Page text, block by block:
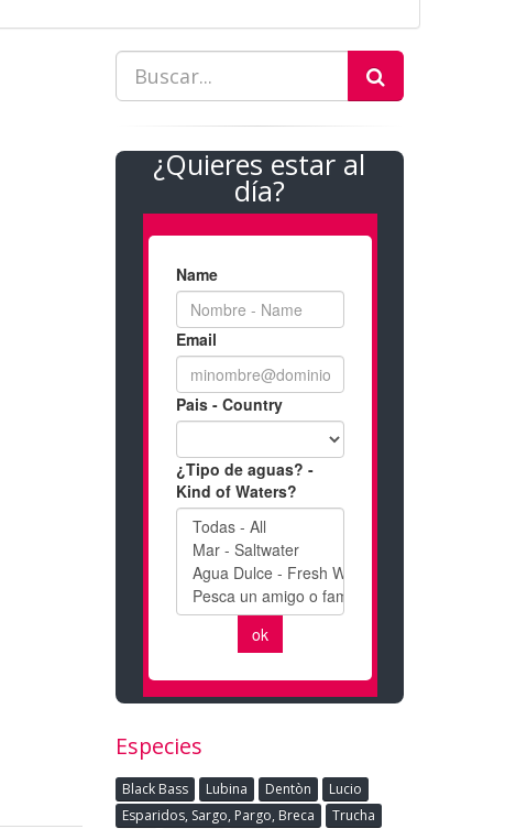
¿Quieres estar al
día?
Especies
Black Bass Lubina Dentòn
Lucio
Esparidos, Sargo, Pargo, Breca
Trucha